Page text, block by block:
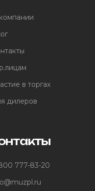
в торгах
дилеров
777-83-20